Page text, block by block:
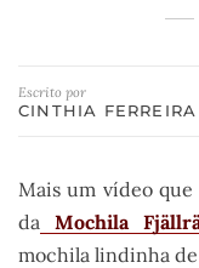
Escrito por
CINTHIA FERREIRA
Mais um vídeo
da Mochila
mochila lindinha